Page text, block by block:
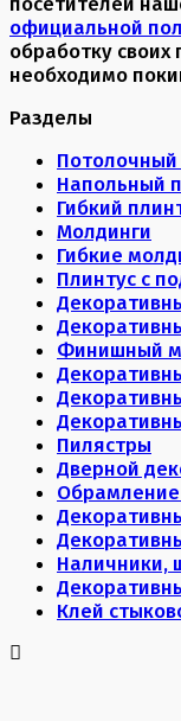
официальной
обработку
необходимо
Разделы
Потолочный
Напольный
Гибкий
Молдинги
Гибкие
Плинтус с
Финишный
Пилястры
Дверной
Наличники,
Клей